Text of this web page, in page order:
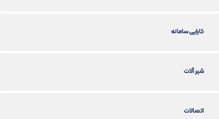
کارایی سامانه
شیر آلات
اتصالات